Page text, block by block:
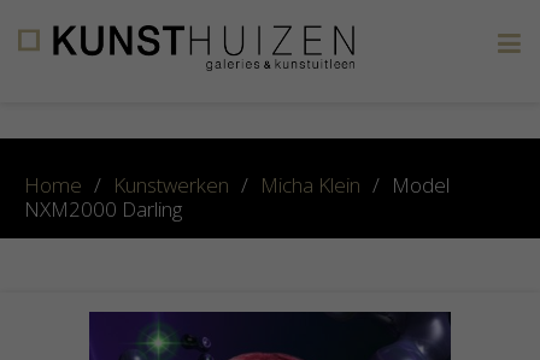
Home / Kunstwerken / Micha Klein / Model
NXM2000 Darling